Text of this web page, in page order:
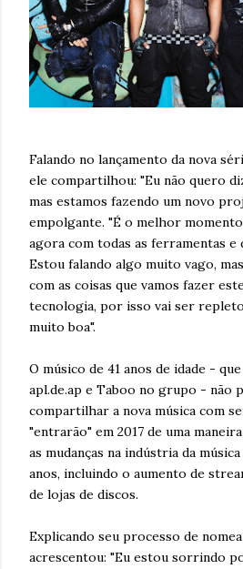
Falando no lançamento da nova
ele compartilhou: "Eu não quero
mas estamos fazendo um novo
empolgante. "É o melhor
agora com todas as ferramentas e
Estou falando algo muito vago,
com as coisas que vamos fazer
tecnologia, por isso vai ser
muito boa".
O músico de 41 anos de idade -
apl.de.ap e Taboo no grupo - não
compartilhar a nova música com
"entrarão" em 2017 de uma
as mudanças na indústria da
anos, incluindo o aumento de
de lojas de discos.
Explicando seu processo de
acrescentou: "Eu estou sorrindo